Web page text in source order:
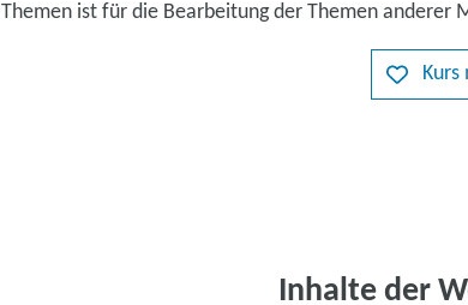
Themen ist für die Bearbeitung der Themen anderer
Kurs
Inhalte der